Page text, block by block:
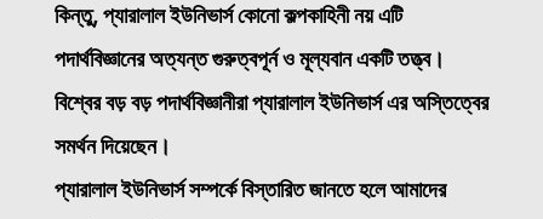
কিন্তু, প্যারালাল ইউনিভার্স কোনো কল্পকাহিনী নয় এটি
পদার্থবিজ্ঞানের অত্যন্ত গুরুত্বপূর্ন ও মূল্যবান একটি তত্ত্ব।
বিশ্বের বড় বড় পদার্থবিজ্ঞানীরা প্যারালাল ইউনিভার্স এর অস্তিত্বের
সমর্থন দিয়েছেন।
প্যারালাল ইউনিভার্স সম্পর্কে বিস্তারিত জানতে হলে আমাদের